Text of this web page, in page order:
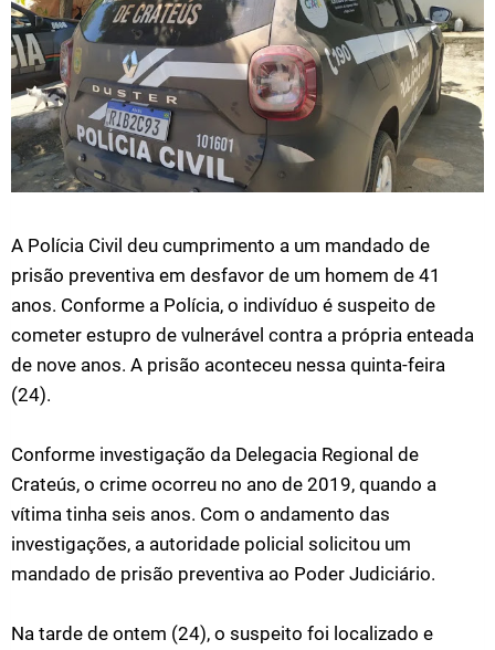
A Polícia Civil deu cumprimento a um mandado de
prisão preventiva em desfavor de um homem de 41
anos. Conforme a Polícia, o indivíduo é suspeito de
cometer estupro de vulnerável contra a própria enteada
de nove anos. A prisão aconteceu nessa quinta-feira
(24).
Conforme investigação da Delegacia Regional de
Crateús, o crime ocorreu no ano de 2019, quando a
vítima tinha seis anos. Com o andamento das
investigações, a autoridade policial solicitou um
mandado de prisão preventiva ao Poder Judiciário.
Na tarde de ontem (24), o suspeito foi localizado e